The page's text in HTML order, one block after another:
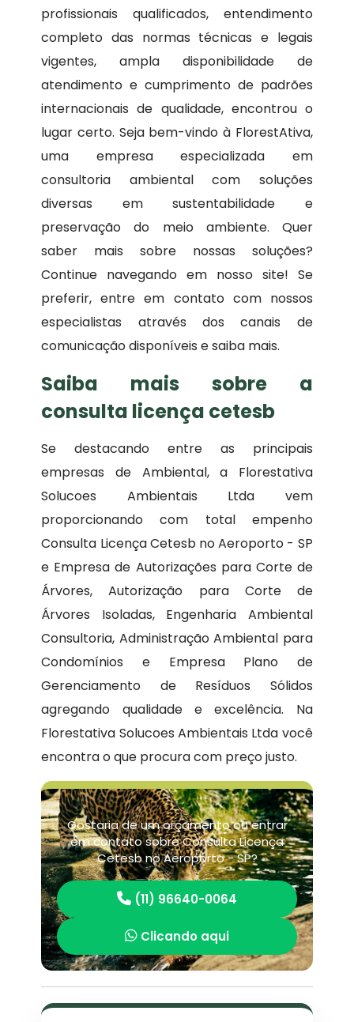
profissionais qualificados, entendimento
completo das normas técnicas e legais
vigentes, ampla disponibilidade de
atendimento e cumprimento de padrões
internacionais de qualidade, encontrou o
lugar certo. Seja bem-vindo à FlorestAtiva,
uma empresa especializada em
consultoria ambiental com soluções
diversas em sustentabilidade e
preservação do meio ambiente. Quer
saber mais sobre nossas soluções?
Continue navegando em nosso site! Se
preferir, entre em contato com nossos
especialistas através dos canais de
comunicação disponíveis e saiba mais.
Saiba mais sobre a
consulta licença cetesb
Se destacando entre as principais
empresas de Ambiental, a Florestativa
Solucoes Ambientais Ltda vem
proporcionando com total empenho
Consulta Licença Cetesb no Aeroporto - SP
e Empresa de Autorizações para Corte de
Árvores, Autorização para Corte de
Árvores Isoladas, Engenharia Ambiental
Consultoria, Administração Ambiental para
Condomínios e Empresa Plano de
Gerenciamento de Resíduos Sólidos
agregando qualidade e excelência. Na
Florestativa Solucoes Ambientais Ltda você
encontra o que procura com preço justo.
Gostaria de um orçamento ou entrar
em contato sobre Consulta Licença
Cetesb no Aeroporto - SP?
(11) 96640-0064
Clicando aqui